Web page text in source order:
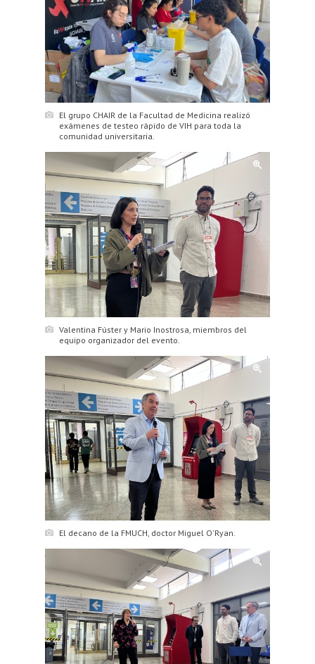
El grupo CHAIR de la Facultad de Medicina realizó
exámenes de testeo rápido de VIH para toda la
comunidad universitaria.
Valentina Fúster y Mario Inostrosa, miembros del
equipo organizador del evento.
El decano de la FMUCH, doctor Miguel O'Ryan.